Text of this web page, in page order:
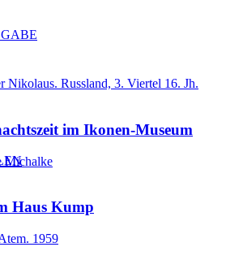
im Ikonen-Museum
Haus Kump